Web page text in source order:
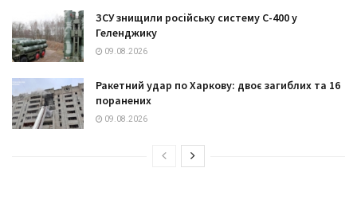
ЗСУ знищили російську систему С-400 у
Геленджику
09.08.2026
Ракетний удар по Харкову: двоє загиблих та 16
поранених
09.08.2026